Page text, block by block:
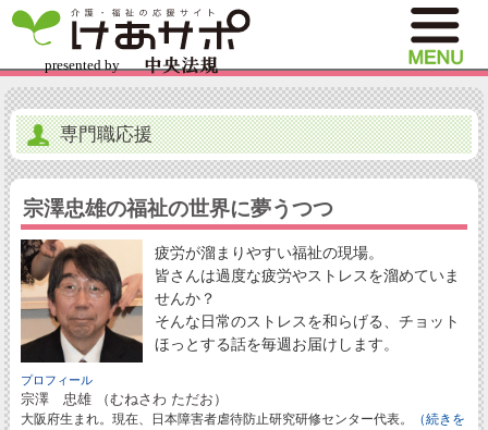
専門職応援
宗澤忠雄の福祉の世界に夢うつつ
疲労が溜まりやすい福祉の現場。
皆さんは過度な疲労やストレスを溜めていま
せんか？
そんな日常のストレスを和らげる、チョット
ほっとする話を毎週お届けします。
プロフィール
宗澤 忠雄 （むねさわ ただお）
大阪府生まれ。現在、日本障害者虐待防止研究研修センター代表。
（続きを